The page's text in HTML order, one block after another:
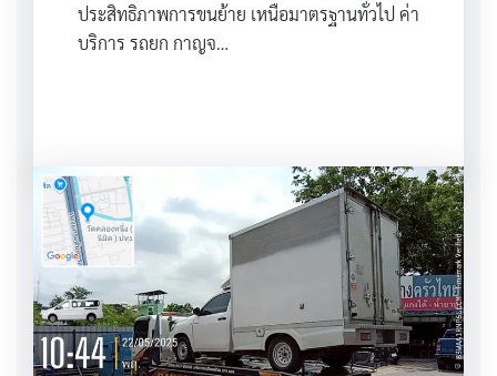
ประสิทธิภาพการขนย้าย เหนือมาตรฐานทั่วไป ค่า
บริการ รถยก กาญจ…